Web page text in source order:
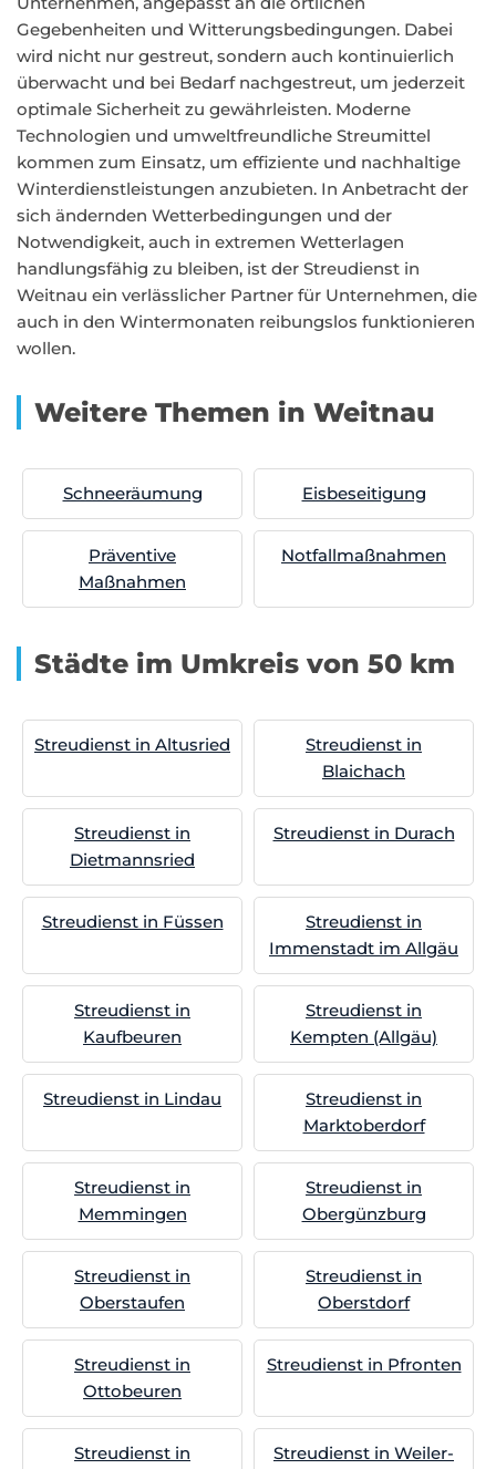
Gegebenheiten und Witterungsbedingungen. Dabei
wird nicht nur gestreut, sondern auch kontinuierlich
überwacht und bei Bedarf nachgestreut, um jederzeit
optimale Sicherheit zu gewährleisten. Moderne
Technologien und umweltfreundliche Streumittel
kommen zum Einsatz, um effiziente und nachhaltige
Winterdienstleistungen anzubieten. In Anbetracht der
sich ändernden Wetterbedingungen und der
Notwendigkeit, auch in extremen Wetterlagen
handlungsfähig zu bleiben, ist der Streudienst in
Weitnau ein verlässlicher Partner für Unternehmen, die
auch in den Wintermonaten reibungslos funktionieren
wollen.
Weitere Themen in Weitnau
Schneeräumung Eisbeseitigung
Präventive
Maßnahmen
Notfallmaßnahmen
Städte im Umkreis von 50 km
Streudienst in Altusried
Streudienst in
Blaichach
Streudienst in
Dietmannsried
Streudienst in Durach
Streudienst in Füssen
Streudienst in
Immenstadt im Allgäu
Streudienst in
Kaufbeuren
Streudienst in
Kempten (Allgäu)
Streudienst in Lindau
Streudienst in
Marktoberdorf
Streudienst in
Memmingen
Streudienst in
Obergünzburg
Streudienst in
Oberstaufen
Streudienst in
Oberstdorf
Streudienst in
Ottobeuren
Streudienst in Pfronten
Streudienst in Streudienst in Weiler-